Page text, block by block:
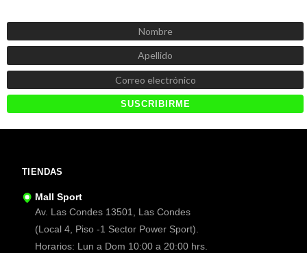
TIENDAS
Mall Sport
Av. Las Condes 13501, Las Condes
(Local 4, Piso -1 Sector Power Sport).
Horarios: Lun a Dom 10:00 a 20:00 hrs.